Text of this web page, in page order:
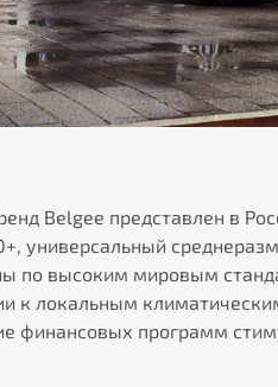
Belgee представлен в
универсальный
по высоким мировым
к локальным
финансовых программ